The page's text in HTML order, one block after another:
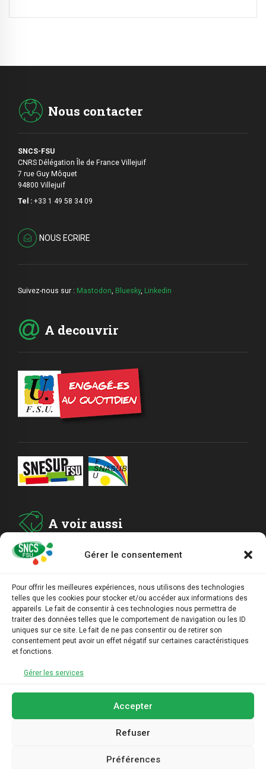
Gérer le consentement
Pour offrir les meilleures expériences, nous utilisons des technologies
telles que les cookies pour stocker et/ou accéder aux informations des
appareils. Le fait de consentir à ces technologies nous permettra de
traiter des données telles que le comportement de navigation ou les ID
uniques sur ce site. Le fait de ne pas consentir ou de retirer son
consentement peut avoir un effet négatif sur certaines caractéristiques
et fonctions.
Gérer les services
Accepter
Refuser
Préférences
Nous contacter
SNCS-FSU
CNRS Délégation Île de France Villejuif
7 rue Guy Môquet
94800 Villejuif
Tel : +33 1 49 58 34 09
NOUS ECRIRE
Suivez-nous sur : Mastodon, Bluesky, Linkedin
A decouvrir
A voir aussi
ADHESION
ARCHIVES
AGENDA